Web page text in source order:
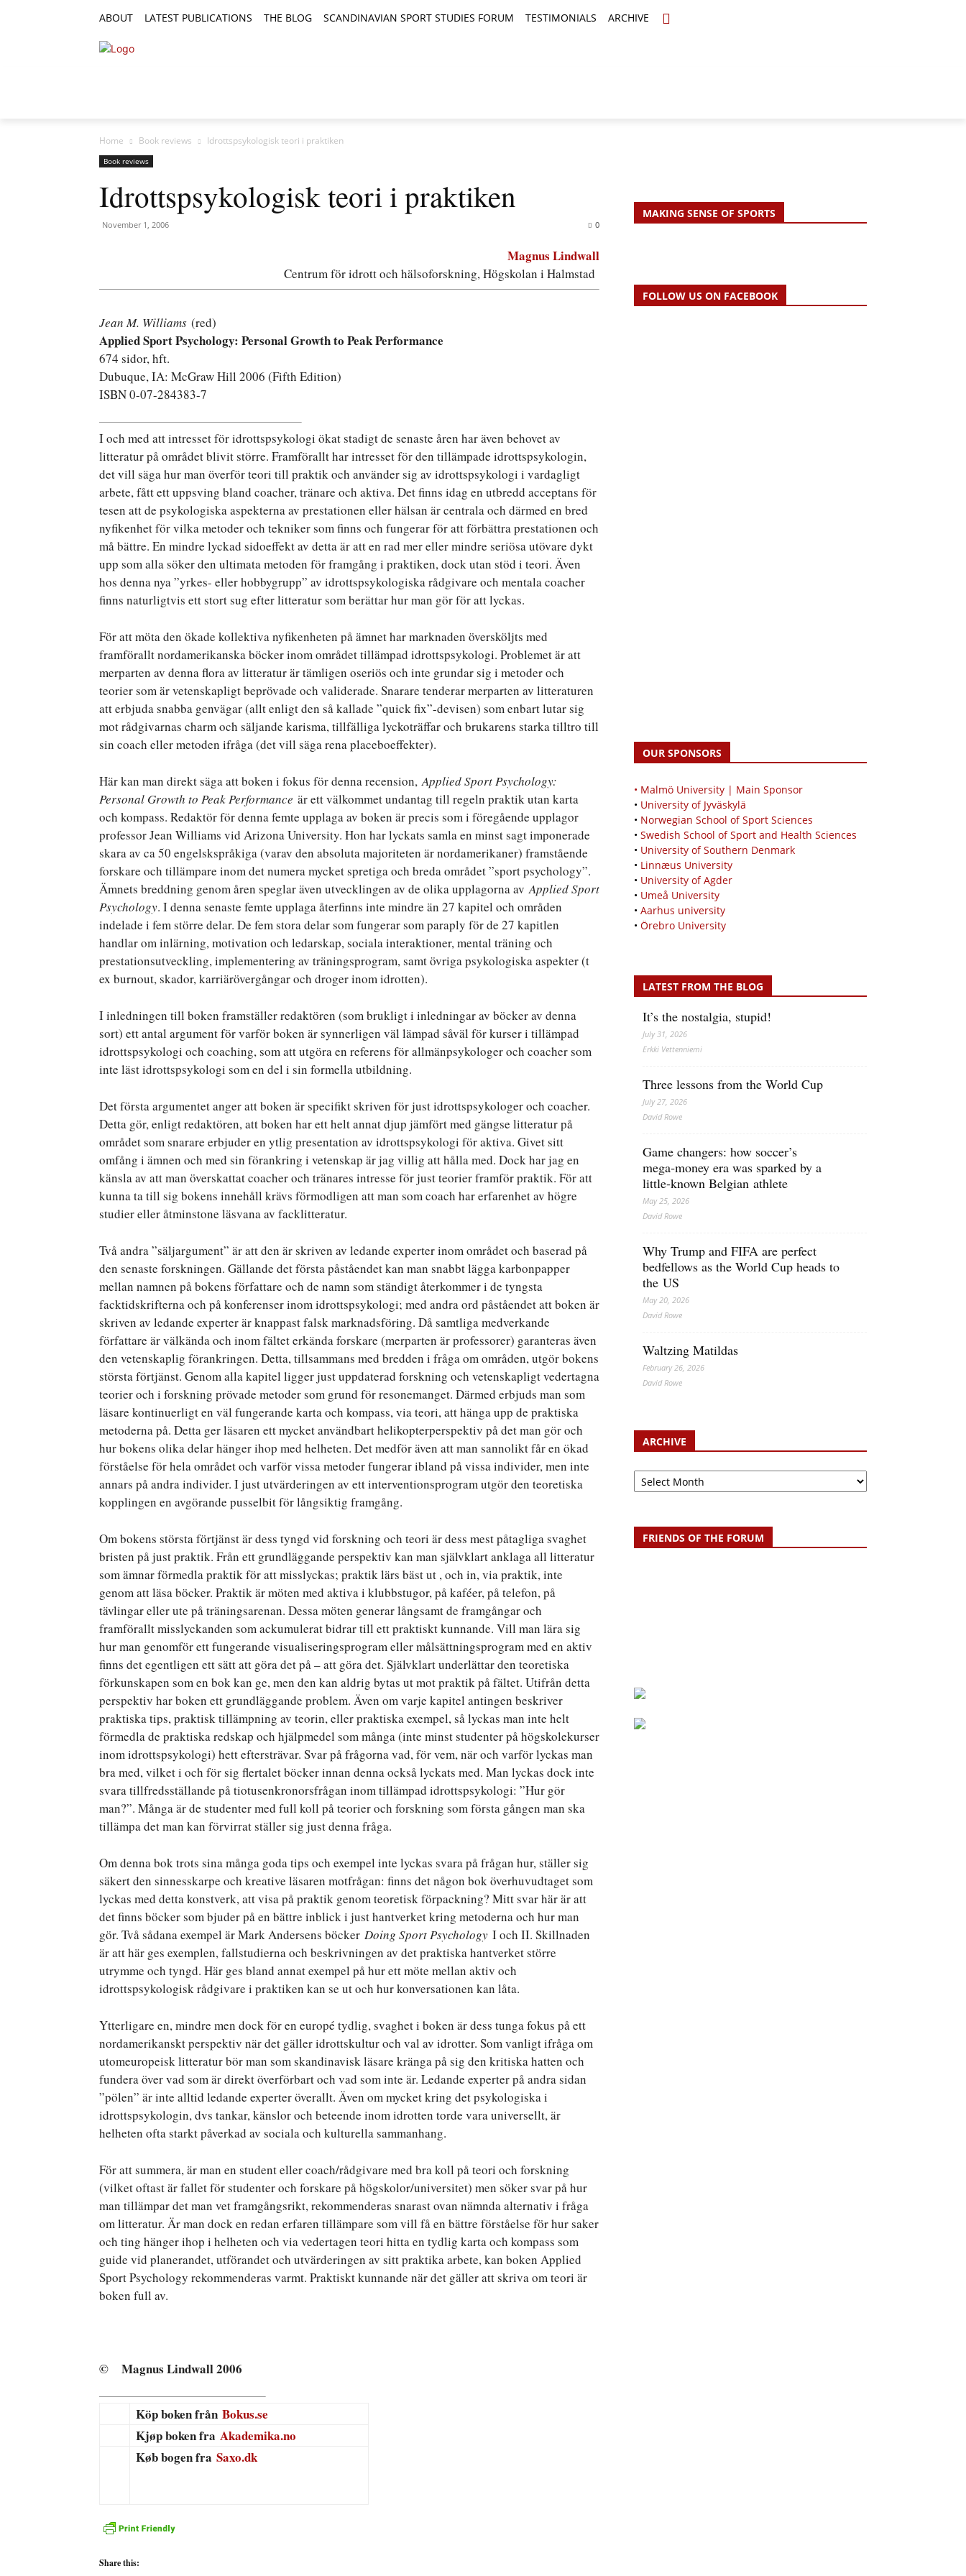
ABOUT LATEST PUBLICATIONS THE BLOG SCANDINAVIAN SPORT STUDIES FORUM TESTIMONIALS ARCHIVE
Home Book reviews Idrottspsykologisk teori i praktiken
Book reviews
Idrottspsykologisk teori i praktiken
November 1, 2006 0
Magnus Lindwall
Centrum för idrott och hälsoforskning, Högskolan i Halmstad
Jean M. Williams (red)
Applied Sport Psychology: Personal Growth to Peak Performance
674 sidor, hft.
Dubuque, IA: McGraw Hill 2006 (Fifth Edition)
ISBN 0-07-284383-7
I och med att intresset för idrottspsykologi ökat stadigt de senaste åren har även behovet av
litteratur på området blivit större. Framförallt har intresset för den tillämpade idrottspsykologin,
det vill säga hur man överför teori till praktik och använder sig av idrottspsykologi i vardagligt
arbete, fått ett uppsving bland coacher, tränare och aktiva. Det finns idag en utbredd acceptans för
tesen att de psykologiska aspekterna av prestationen eller hälsan är centrala och därmed en bred
nyfikenhet för vilka metoder och tekniker som finns och fungerar för att förbättra prestationen och
må bättre. En mindre lyckad sidoeffekt av detta är att en rad mer eller mindre seriösa utövare dykt
upp som alla söker den ultimata metoden för framgång i praktiken, dock utan stöd i teori. Även
hos denna nya ”yrkes- eller hobbygrupp” av idrottspsykologiska rådgivare och mentala coacher
finns naturligtvis ett stort sug efter litteratur som berättar hur man gör för att lyckas.
För att möta den ökade kollektiva nyfikenheten på ämnet har marknaden översköljts med
framförallt nordamerikanska böcker inom området tillämpad idrottspsykologi. Problemet är att
merparten av denna flora av litteratur är tämligen oseriös och inte grundar sig i metoder och
teorier som är vetenskapligt beprövade och validerade. Snarare tenderar merparten av litteraturen
att erbjuda snabba genvägar (allt enligt den så kallade ”quick fix”-devisen) som enbart lutar sig
mot rådgivarnas charm och säljande karisma, tillfälliga lyckoträffar och brukarens starka tilltro till
sin coach eller metoden ifråga (det vill säga rena placeboeffekter).
Här kan man direkt säga att boken i fokus för denna recension, Applied Sport Psychology:
Personal Growth to Peak Performance är ett välkommet undantag till regeln praktik utan karta
och kompass. Redaktör för denna femte upplaga av boken är precis som i föregående upplagor
professor Jean Williams vid Arizona University. Hon har lyckats samla en minst sagt imponerade
skara av ca 50 engelskspråkiga (varav den absoluta majoriteten är nordamerikaner) framstående
forskare och tillämpare inom det numera mycket spretiga och breda området ”sport psychology”.
Ämnets breddning genom åren speglar även utvecklingen av de olika upplagorna av Applied Sport
Psychology. I denna senaste femte upplaga återfinns inte mindre än 27 kapitel och områden
indelade i fem större delar. De fem stora delar som fungerar som paraply för de 27 kapitlen
handlar om inlärning, motivation och ledarskap, sociala interaktioner, mental träning och
prestationsutveckling, implementering av träningsprogram, samt övriga psykologiska aspekter (t
ex burnout, skador, karriärövergångar och droger inom idrotten).
I inledningen till boken framställer redaktören (som brukligt i inledningar av böcker av denna
sort) ett antal argument för varför boken är synnerligen väl lämpad såväl för kurser i tillämpad
idrottspsykologi och coaching, som att utgöra en referens för allmänpsykologer och coacher som
inte läst idrottspsykologi som en del i sin formella utbildning.
Det första argumentet anger att boken är specifikt skriven för just idrottspsykologer och coacher.
Detta gör, enligt redaktören, att boken har ett helt annat djup jämfört med gängse litteratur på
området som snarare erbjuder en ytlig presentation av idrottspsykologi för aktiva. Givet sitt
omfång i ämnen och med sin förankring i vetenskap är jag villig att hålla med. Dock har jag en
känsla av att man överskattat coacher och tränares intresse för just teorier framför praktik. För att
kunna ta till sig bokens innehåll krävs förmodligen att man som coach har erfarenhet av högre
studier eller åtminstone läsvana av facklitteratur.
Två andra ”säljargument” är att den är skriven av ledande experter inom området och baserad på
den senaste forskningen. Gällande det första påståendet kan man snabbt lägga karbonpapper
mellan namnen på bokens författare och de namn som ständigt återkommer i de tyngsta
facktidskrifterna och på konferenser inom idrottspsykologi; med andra ord påståendet att boken är
skriven av ledande experter är knappast falsk marknadsföring. Då samtliga medverkande
författare är välkända och inom fältet erkända forskare (merparten är professorer) garanteras även
den vetenskaplig förankringen. Detta, tillsammans med bredden i fråga om områden, utgör bokens
största förtjänst. Genom alla kapitel ligger just uppdaterad forskning och vetenskapligt vedertagna
teorier och i forskning prövade metoder som grund för resonemanget. Därmed erbjuds man som
läsare kontinuerligt en väl fungerande karta och kompass, via teori, att hänga upp de praktiska
metoderna på. Detta ger läsaren ett mycket användbart helikopterperspektiv på det man gör och
hur bokens olika delar hänger ihop med helheten. Det medför även att man sannolikt får en ökad
förståelse för hela området och varför vissa metoder fungerar ibland på vissa individer, men inte
annars på andra individer. I just utvärderingen av ett interventionsprogram utgör den teoretiska
kopplingen en avgörande pusselbit för långsiktig framgång.
Om bokens största förtjänst är dess tyngd vid forskning och teori är dess mest påtagliga svaghet
bristen på just praktik. Från ett grundläggande perspektiv kan man självklart anklaga all litteratur
som ämnar förmedla praktik för att misslyckas; praktik lärs bäst ut , och in, via praktik, inte
genom att läsa böcker. Praktik är möten med aktiva i klubbstugor, på kaféer, på telefon, på
tävlingar eller ute på träningsarenan. Dessa möten generar långsamt de framgångar och
framförallt misslyckanden som ackumulerat bidrar till ett praktiskt kunnande. Vill man lära sig
hur man genomför ett fungerande visualiseringsprogram eller målsättningsprogram med en aktiv
finns det egentligen ett sätt att göra det på – att göra det. Självklart underlättar den teoretiska
förkunskapen som en bok kan ge, men den kan aldrig bytas ut mot praktik på fältet. Utifrån detta
perspektiv har boken ett grundläggande problem. Även om varje kapitel antingen beskriver
praktiska tips, praktisk tillämpning av teorin, eller praktiska exempel, så lyckas man inte helt
förmedla de praktiska redskap och hjälpmedel som många (inte minst studenter på högskolekurser
inom idrottspsykologi) hett eftersträvar. Svar på frågorna vad, för vem, när och varför lyckas man
bra med, vilket i och för sig flertalet böcker innan denna också lyckats med. Man lyckas dock inte
svara tillfredsställande på tiotusenkronorsfrågan inom tillämpad idrottspsykologi: ”Hur gör
man?”. Många är de studenter med full koll på teorier och forskning som första gången man ska
tillämpa det man kan förvirrat ställer sig just denna fråga.
Om denna bok trots sina många goda tips och exempel inte lyckas svara på frågan hur, ställer sig
säkert den sinnesskarpe och kreative läsaren motfrågan: finns det någon bok överhuvudtaget som
lyckas med detta konstverk, att visa på praktik genom teoretisk förpackning? Mitt svar här är att
det finns böcker som bjuder på en bättre inblick i just hantverket kring metoderna och hur man
gör. Två sådana exempel är Mark Andersens böcker Doing Sport Psychology I och II. Skillnaden
är att här ges exemplen, fallstudierna och beskrivningen av det praktiska hantverket större
utrymme och tyngd. Här ges bland annat exempel på hur ett möte mellan aktiv och
idrottspsykologisk rådgivare i praktiken kan se ut och hur konversationen kan låta.
Ytterligare en, mindre men dock för en europé tydlig, svaghet i boken är dess tunga fokus på ett
nordamerikanskt perspektiv när det gäller idrottskultur och val av idrotter. Som vanligt ifråga om
utomeuropeisk litteratur bör man som skandinavisk läsare kränga på sig den kritiska hatten och
fundera över vad som är direkt överförbart och vad som inte är. Ledande experter på andra sidan
”pölen” är inte alltid ledande experter överallt. Även om mycket kring det psykologiska i
idrottspsykologin, dvs tankar, känslor och beteende inom idrotten torde vara universellt, är
helheten ofta starkt påverkad av sociala och kulturella sammanhang.
För att summera, är man en student eller coach/rådgivare med bra koll på teori och forskning
(vilket oftast är fallet för studenter och forskare på högskolor/universitet) men söker svar på hur
man tillämpar det man vet framgångsrikt, rekommenderas snarast ovan nämnda alternativ i fråga
om litteratur. Är man dock en redan erfaren tillämpare som vill få en bättre förståelse för hur saker
och ting hänger ihop i helheten och via vedertagen teori hitta en tydlig karta och kompass som
guide vid planerandet, utförandet och utvärderingen av sitt praktika arbete, kan boken Applied
Sport Psychology rekommenderas varmt. Praktiskt kunnande när det gäller att skriva om teori är
boken full av.
© Magnus Lindwall 2006
Köp boken från Bokus.se
Kjøp boken fra Akademika.no
Køb bogen fra Saxo.dk
Share this:
MAKING SENSE OF SPORTS
FOLLOW US ON FACEBOOK
OUR SPONSORS
• Malmö University | Main Sponsor
• University of Jyväskylä
• Norwegian School of Sport Sciences
• Swedish School of Sport and Health Sciences
• University of Southern Denmark
• Linnæus University
• University of Agder
• Umeå University
• Aarhus university
• Örebro University
LATEST FROM THE BLOG
It’s the nostalgia, stupid!
July 31, 2026
Erkki Vetten­­niemi
Three lessons from the World Cup
July 27, 2026
David Rowe
Game changers: how soccer’s
mega‑money era was sparked by a
little‑known Belgian athlete
May 25, 2026
David Rowe
Why Trump and FIFA are perfect
bedfellows as the World Cup heads to
the US
May 20, 2026
David Rowe
Waltzing Matildas
February 26, 2026
David Rowe
ARCHIVE
Archive
FRIENDS OF THE FORUM